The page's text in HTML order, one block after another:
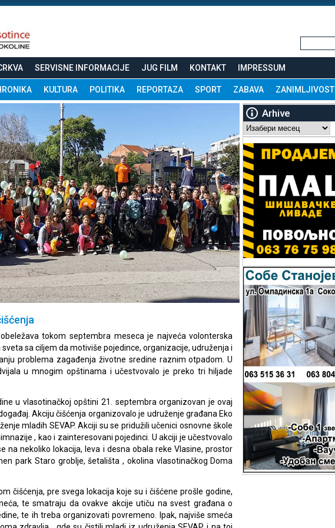
SERVISNE INFORMACIJE JUG FILM KONTAKT IMPRESSUM
KULTURA POLITIKA REPORTAZA SPORT ZABAVA ZANIMLJIVOSTI
tokom septembra meseca je najveća volonterska
sa ciljem da motiviše pojedince, organizacije, udruženja i
problema zagađenja životne sredine raznim otpadom. U
u mnogim opštinama i učestvovalo je preko tri hiljade
u vlasotinačkoj opštini 21. septembra organizovan je ovaj
Akciju čišćenja organizovalo je udruženje građana Eko
mladih SEVAP. Akciji su se pridužili učenici osnovne škole
, kao i zainteresovani pojedinci. U akciji je učestvovalo
na nekoliko lokacija, leva i desna obala reke Vlasine, prostor
park Staro groblje, šetališta , okolina vlasotinačkog Doma
čišćenja, pre svega lokacija koje su i čišćene prošle godine,
te smatraju da ovakve akcije utiču na svest građana o
te ih treba organizovati povremeno. Ipak, najviše smeća
Arhive
Arhive